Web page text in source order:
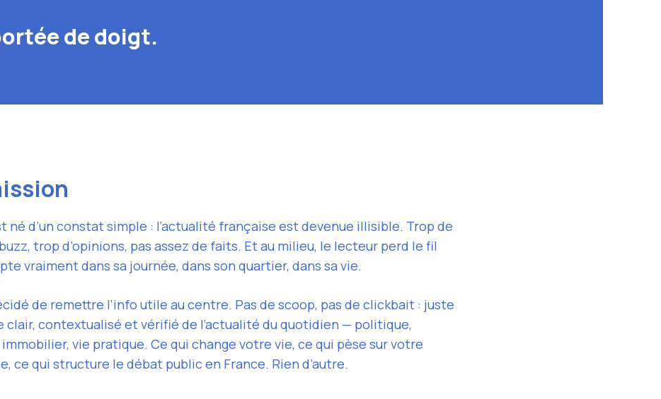
de doigt.
né d’un constat simple : l’actualité française est devenue illisible. Trop de
trop d’opinions, pas assez de faits. Et au milieu, le lecteur perd le fil
vraiment dans sa journée, dans son quartier, dans sa vie.
de remettre l’info utile au centre. Pas de scoop, pas de clickbait : juste
clair, contextualisé et vérifié de l’actualité du quotidien — politique,
vie pratique. Ce qui change votre vie, ce qui pèse sur votre
ce qui structure le débat public en France. Rien d’autre.